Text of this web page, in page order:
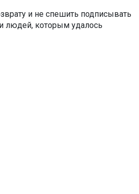
и не спешить подписывать
людей, которым удалось